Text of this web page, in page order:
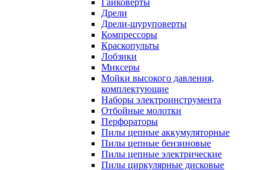
Гайковерты
Дрели
Дрели-шуруповерты
Компрессоры
Краскопульты
Лобзики
Миксеры
Мойки высокого давления,
комплектующие
Наборы электроинструмента
Отбойные молотки
Перфораторы
Пилы цепные аккумуляторные
Пилы цепные бензиновые
Пилы цепные электрические
Пилы циркулярные дисковые